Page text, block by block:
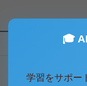
🎓
学習をサポー